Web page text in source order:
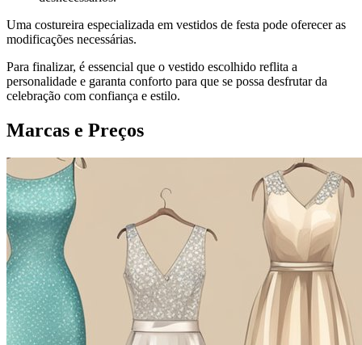
Uma costureira especializada em vestidos de festa pode oferecer as
modificações necessárias.
Para finalizar, é essencial que o vestido escolhido reflita a
personalidade e garanta conforto para que se possa desfrutar da
celebração com confiança e estilo.
Marcas e Preços